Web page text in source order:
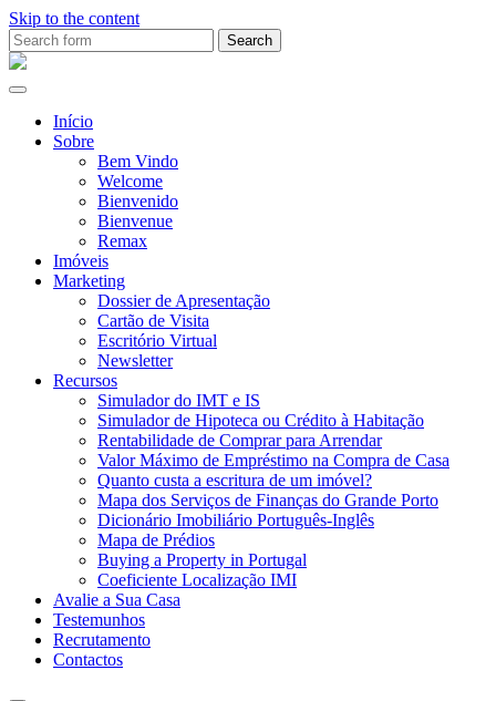
Skip to the content
Search
for:Ana
Início
Sobre
Bem Vindo
Welcome
Bienvenido
Bienvenue
Remax
Imóveis
Marketing
Dossier de Apresentação
Cartão de Visita
Escritório Virtual
Newsletter
Recursos
Simulador do IMT e IS
Simulador de Hipoteca ou Crédito à Habitação
Rentabilidade de Comprar para Arrendar
Valor Máximo de Empréstimo na Compra de Casa
Quanto custa a escritura de um imóvel?
Mapa dos Serviços de Finanças do Grande Porto
Dicionário Imobiliário Português-Inglês
Mapa de Prédios
Buying a Property in Portugal
Coeficiente Localização IMI
Avalie a Sua Casa
Testemunhos
Recrutamento
Contactos